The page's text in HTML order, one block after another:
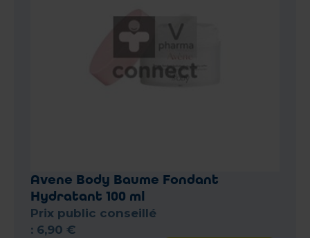
Avene Body Baume Fondant
Hydratant 100 ml
Prix public conseillé
: 6,90 €